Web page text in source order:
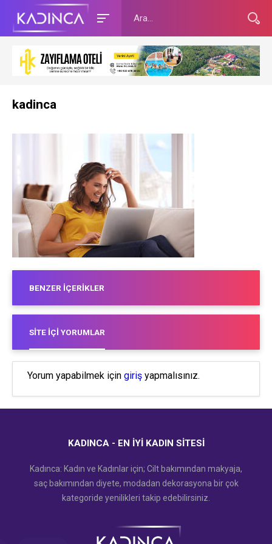
kadinca
BENZER İÇERIKLER
SITE İÇI YORUMLAR
Yorum yapabilmek için giriş yapmalısınız.
KADINCA - EN İYI KADIN SITESI
Kadınca: Kadın ve Kadınlar için; Cilt bakımından makyaja,
saç bakımından diyete, modadan dekorasyona bir çok
kategoride yenilikleri takip edebilirsiniz.